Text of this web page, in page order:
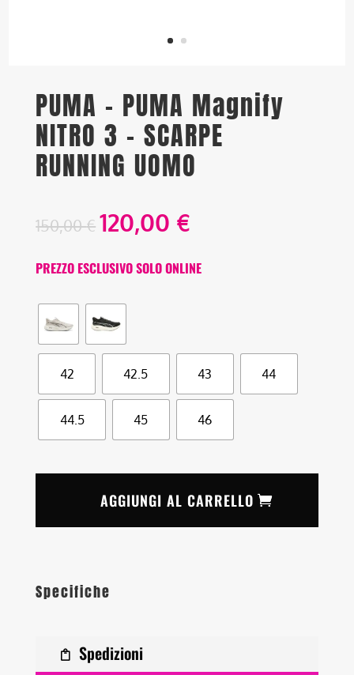
PUMA – PUMA Magnify
NITRO 3 – SCARPE
RUNNING UOMO
150,00€ 120,00 €
PREZZO ESCLUSIVO SOLO ONLINE
42 42.5 43 44
44.5 45 46
AGGIUNGI AL CARRELLO
Specifiche
Spedizioni